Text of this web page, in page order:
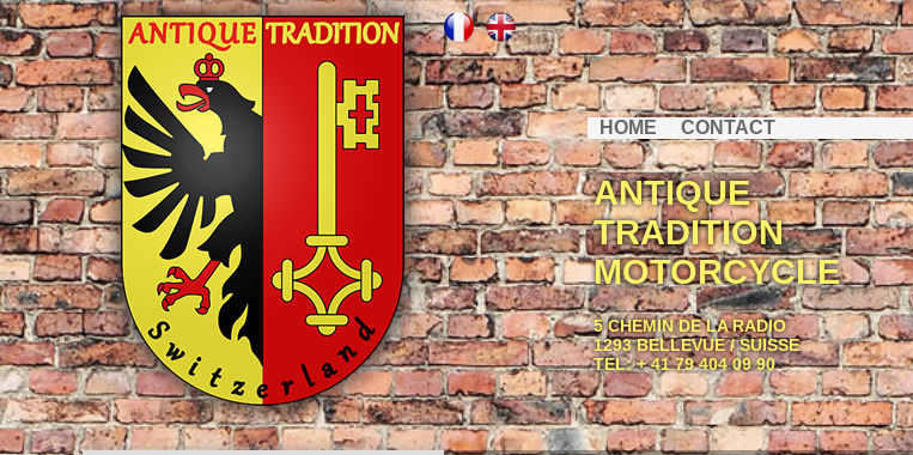
HOME CONTACT
ANTIQUE
TRADITION
MOTORCYCLE
5 CHEMIN DE LA RADIO
1293 BELLEVUE / SUISSE
TEL: + 41 79 404 09 90